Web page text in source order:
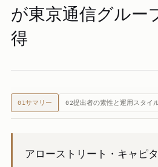
が東京通信グルー
得
01サマリー 02提出者の素性と運用スタイ
アローストリート・キャピ